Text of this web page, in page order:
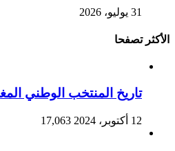
31 يوليو، 2026
الأكثر تصفحا
تاريخ المنتخب الوطني
12 أكتوبر، 2024 17,063